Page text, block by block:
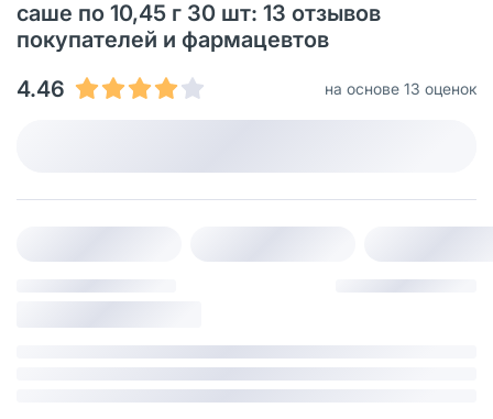
саше по 10,45 г 30 шт: 13 отзывов
покупателей и фармацевтов
4.46
на основе 13 оценок